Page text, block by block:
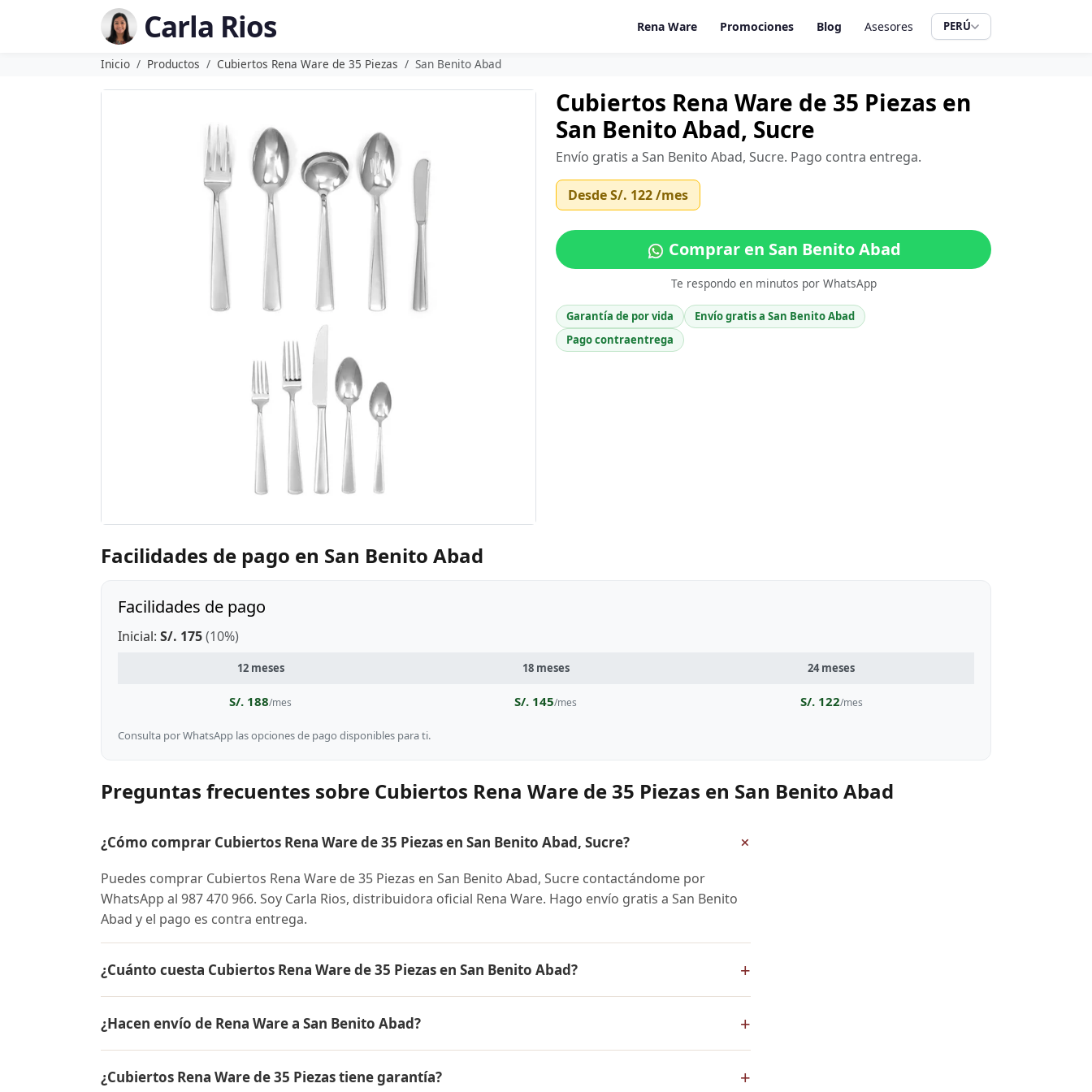
Carla Rios Rena Ware Promociones Blog Asesores PERÚ
Inicio Productos Cubiertos Rena Ware de 35 Piezas San Benito Abad
Cubiertos Rena Ware de 35 Piezas en
San Benito Abad, Sucre
Envío gratis a San Benito Abad, Sucre. Pago contra entrega.
DesdeS/. 122/mes
Comprar en San Benito Abad
Te respondo en minutos por WhatsApp
Garantía de por vida
Envío gratis a San Benito Abad
Pago contraentrega
Facilidades de pago en San Benito Abad
Facilidades de pago
Inicial: S/. 175(10%)
12 meses 18 meses 24 meses
S/. 188/mes S/. 145/mes S/. 122/mes
Consulta por WhatsApp las opciones de pago disponibles para ti.
Preguntas frecuentes sobre Cubiertos Rena Ware de 35 Piezas en San Benito Abad
¿Cómo comprar Cubiertos Rena Ware de 35 Piezas en San Benito Abad, Sucre? +
Puedes comprar Cubiertos Rena Ware de 35 Piezas en San Benito Abad, Sucre contactándome por
WhatsApp al 987 470 966. Soy Carla Rios, distribuidora oficial Rena Ware. Hago envío gratis a San Benito
Abad y el pago es contra entrega.
¿Cuánto cuesta Cubiertos Rena Ware de 35 Piezas en San Benito Abad? +
para conocer el precio actual, promociones disponibles y facilidades de pago en cuotas desde el 10% de
inicial.
¿Hacen envío de Rena Ware a San Benito Abad? +
Colombia. El pago es contra entrega.
¿Cubiertos Rena Ware de 35 Piezas tiene garantía? +